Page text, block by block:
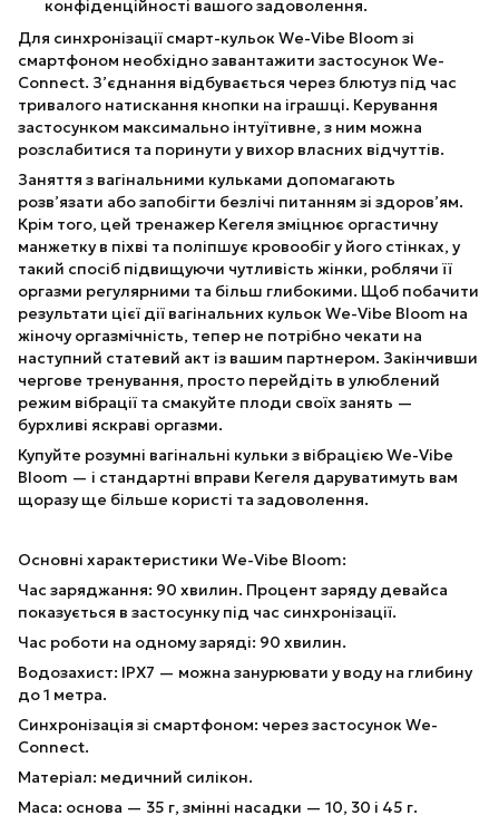
конфіденційності вашого задоволення.
Для синхронізації смарт-кульок We-Vibe Bloom зі
смартфоном необхідно завантажити застосунок We-
Connect. З’єднання відбувається через блютуз під час
тривалого натискання кнопки на іграшці. Керування
застосунком максимально інтуїтивне, з ним можна
розслабитися та поринути у вихор власних відчуттів.
Заняття з вагінальними кульками допомагають
розв’язати або запобігти безлічі питанням зі здоров’ям.
Крім того, цей тренажер Кегеля зміцнює оргастичну
манжетку в піхві та поліпшує кровообіг у його стінках, у
такий спосіб підвищуючи чутливість жінки, роблячи її
оргазми регулярними та більш глибокими. Щоб побачити
результати цієї дії вагінальних кульок We-Vibe Bloom на
жіночу оргазмічність, тепер не потрібно чекати на
наступний статевий акт із вашим партнером. Закінчивши
чергове тренування, просто перейдіть в улюблений
режим вібрації та смакуйте плоди своїх занять —
бурхливі яскраві оргазми.
Купуйте розумні вагінальні кульки з вібрацією We-Vibe
Bloom — і стандартні вправи Кегеля даруватимуть вам
щоразу ще більше користі та задоволення.
Основні характеристики We-Vibe Bloom:
Час заряджання: 90 хвилин. Процент заряду девайса
показується в застосунку під час синхронізації.
Час роботи на одному заряді: 90 хвилин.
Водозахист: IPX7 — можна занурювати у воду на глибину
до 1 метра.
Синхронізація зі смартфоном: через застосунок We-
Connect.
Матеріал: медичний силікон.
Маса: основа — 35 г, змінні насадки — 10, 30 і 45 г.